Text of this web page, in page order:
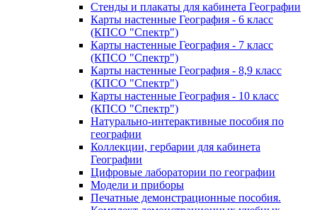
Стенды и плакаты для кабинета Географии
Карты настенные География - 6 класс
(КПСО "Спектр")
Карты настенные География - 7 класс
(КПСО "Спектр")
Карты настенные География - 8,9 класс
(КПСО "Спектр")
Карты настенные География - 10 класс
(КПСО "Спектр")
Натурально-интерактивные пособия по
географии
Коллекции, гербарии для кабинета
Географии
Цифровые лаборатории по географии
Модели и приборы
Печатные демонстрационные пособия.